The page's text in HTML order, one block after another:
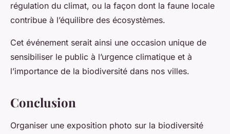
régulation du climat, ou la façon dont la faune locale
contribue à l’équilibre des écosystèmes.
Cet événement serait ainsi une occasion unique de
sensibiliser le public à l’urgence climatique et à
l’importance de la biodiversité dans nos villes.
Conclusion
Organiser une exposition photo sur la biodiversité